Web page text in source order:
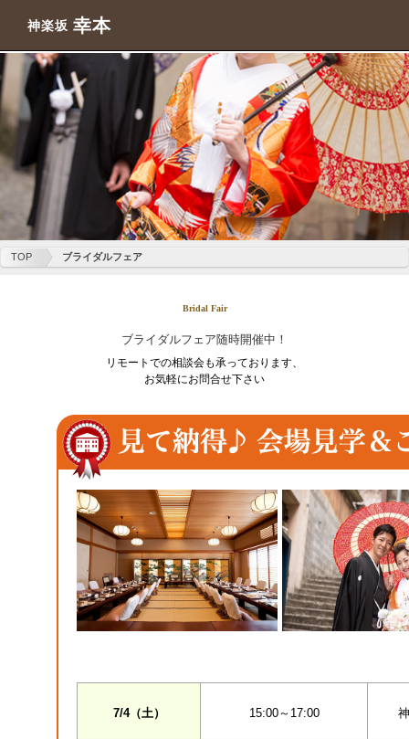
神楽坂 幸本
TOP ブライダルフェア
Bridal Fair
ブライダルフェア随時開催中！
リモートでの相談会も承っております、
お気軽にお問合せ下さい
7/4（土） 15:00～17:00